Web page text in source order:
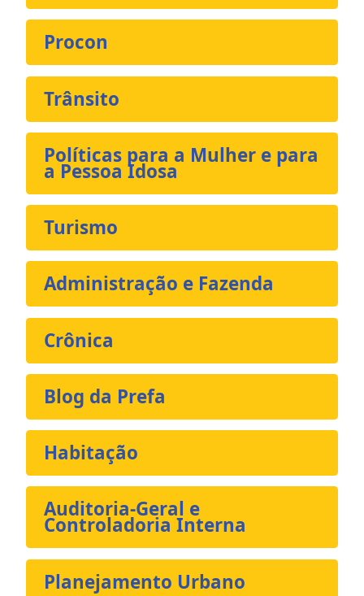
Procon
Trânsito
Políticas para a Mulher e para
a Pessoa Idosa
Turismo
Administração e Fazenda
Crônica
Blog da Prefa
Habitação
Auditoria-Geral e
Controladoria Interna
Planejamento Urbano